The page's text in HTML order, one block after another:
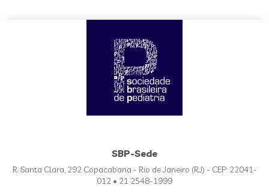
SBP-Sede
R. Santa Clara, 292 Copacabana - Rio de Janeiro (RJ) - CEP: 22041-
012 • 21 2548-1999